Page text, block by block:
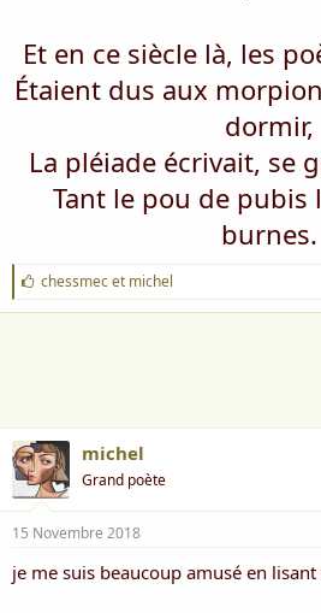
Et en ce siècle là, les
Étaient dus aux
dormir,
La pléiade écrivait, se
Tant le pou de pubis
burnes.
J
'
a
chessmecet michel
michel
Grand poète
15 Novembre 2018
je me suis beaucoup amusé en